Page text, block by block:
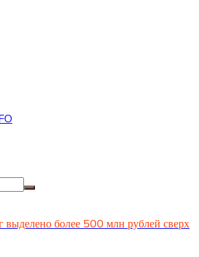
выделено более 500 млн рублей сверх